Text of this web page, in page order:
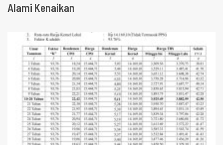
Alami Kenaikan